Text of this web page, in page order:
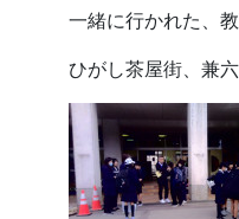
一緒に行かれた、
ひがし茶屋街、兼